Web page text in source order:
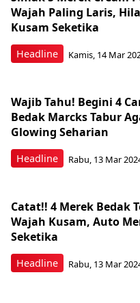
Headline
Wajah Paling Laris,
Kusam Seketika
Kamis, 14 Mar
Headline
Wajib Tahu! Begini 4
Bedak Marcks Tabur
Glowing Seharian
Rabu, 13 Mar
Headline
Catat!! 4 Merek Bedak
Wajah Kusam, Auto
Seketika
Rabu, 13 Mar